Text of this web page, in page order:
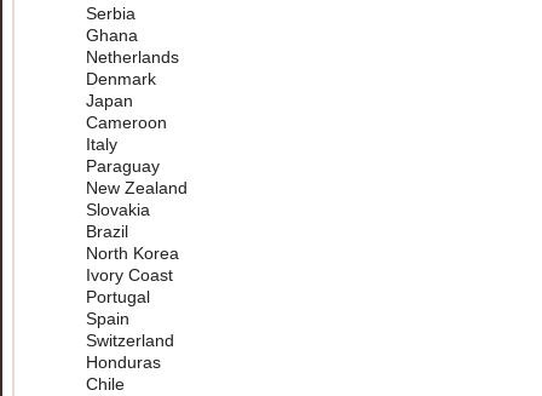
Serbia
Ghana
Netherlands
Denmark
Japan
Cameroon
Italy
Paraguay
New Zealand
Slovakia
Brazil
North Korea
Ivory Coast
Portugal
Spain
Switzerland
Honduras
Chile